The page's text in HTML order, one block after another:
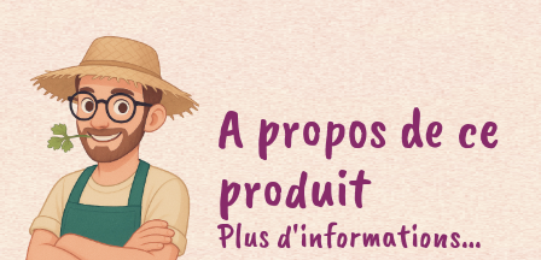
A propos de ce
produit
Plus d'informations…